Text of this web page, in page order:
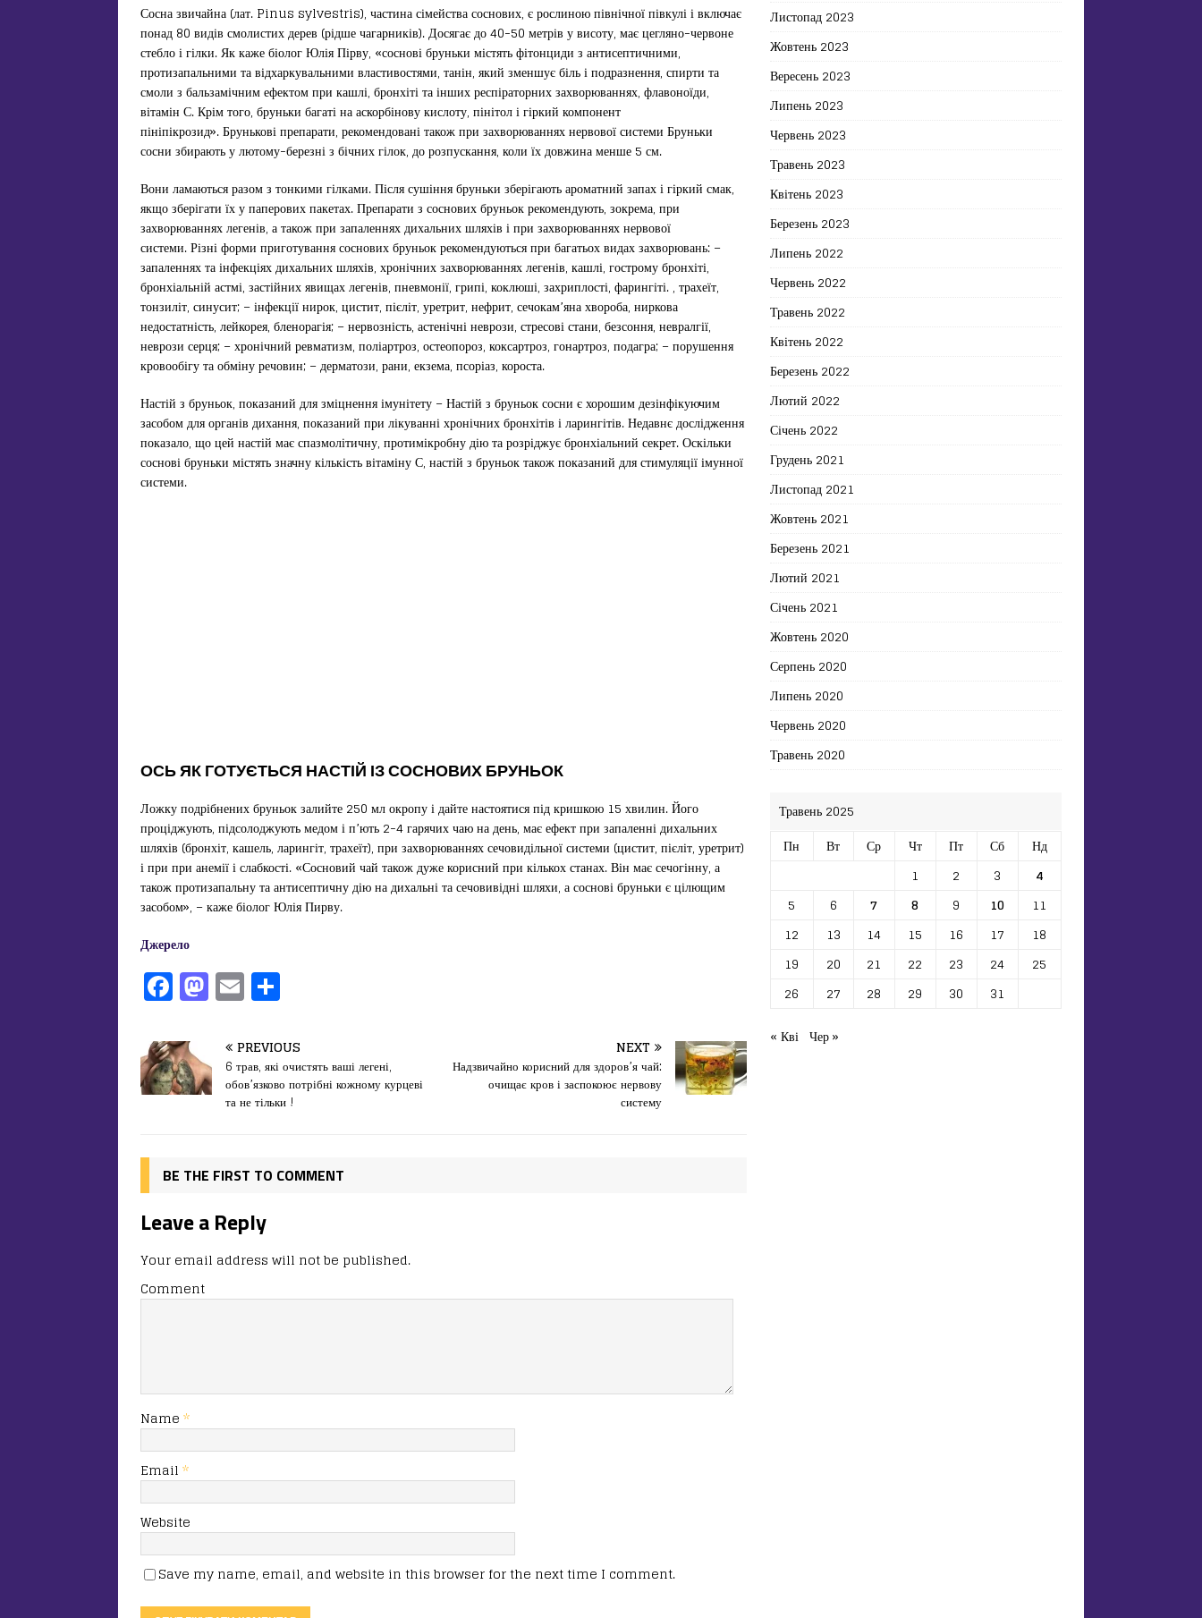
Сосна звичайна (лат. Pinus sylvestris), частина сімейства соснових, є рослиною північної півкулі і включає
понад 80 видів смолистих дерев (рідше чагарників). Досягає до 40-50 метрів у висоту, має цегляно-червоне
стебло і гілки. Як каже біолог Юлія Пірву, «соснові бруньки містять фітонциди з антисептичними,
протизапальними та відхаркувальними властивостями, танін, який зменшує біль і подразнення, спирти та
смоли з бальзамічним ефектом при кашлі, бронхіті та інших респіраторних захворюваннях, флавоноїди,
вітамін С. Крім того, бруньки багаті на аскорбінову кислоту, пінітол і гіркий компонент
пініпікрозид». Брунькові препарати, рекомендовані також при захворюваннях нервової системи Бруньки
сосни збирають у лютому-березні з бічних гілок, до розпускання, коли їх довжина менше 5 см.
Вони ламаються разом з тонкими гілками. Після сушіння бруньки зберігають ароматний запах і гіркий смак,
якщо зберігати їх у паперових пакетах. Препарати з соснових бруньок рекомендують, зокрема, при
захворюваннях легенів, а також при запаленнях дихальних шляхів і при захворюваннях нервової
системи. Різні форми приготування соснових бруньок рекомендуються при багатьох видах захворювань: –
запаленнях та інфекціях дихальних шляхів, хронічних захворюваннях легенів, кашлі, гострому бронхіті,
бронхіальній астмі, застійних явищах легенів, пневмонії, грипі, коклюші, захриплості, фарингіті. , трахеїт,
тонзиліт, синусит; – інфекції нирок, цистит, пієліт, уретрит, нефрит, сечокам’яна хвороба, ниркова
недостатність, лейкорея, бленорагія; – нервозність, астенічні неврози, стресові стани, безсоння, невралгії,
неврози серця; – хронічний ревматизм, поліартроз, остеопороз, коксартроз, гонартроз, подагра; – порушення
кровообігу та обміну речовин; – дерматози, рани, екзема, псоріаз, короста.
Настій з бруньок, показаний для зміцнення імунітету – Настій з бруньок сосни є хорошим дезінфікуючим
засобом для органів дихання, показаний при лікуванні хронічних бронхітів і ларингітів. Недавнє дослідження
показало, що цей настій має спазмолітичну, протимікробну дію та розріджує бронхіальний секрет. Оскільки
соснові бруньки містять значну кількість вітаміну С, настій з бруньок також показаний для стимуляції імунної
системи.
ОСЬ ЯК ГОТУЄТЬСЯ НАСТІЙ ІЗ СОСНОВИХ БРУНЬОК
Ложку подрібнених бруньок залийте 250 мл окропу і дайте настоятися під кришкою 15 хвилин. Його
проціджують, підсолоджують медом і п’ють 2-4 гарячих чаю на день, має ефект при запаленні дихальних
шляхів (бронхіт, кашель, ларингіт, трахеїт), при захворюваннях сечовидільної системи (цистит, пієліт, уретрит)
і при при анемії і слабкості. «Сосновий чай також дуже корисний при кількох станах. Він має сечогінну, а
також протизапальну та антисептичну дію на дихальні та сечовивідні шляхи, а соснові бруньки є цілющим
засобом», – каже біолог Юлія Пирву.
Джерело
F
a
c
e
b
o
k
M
a
st
o
d
n
E
m
ai
l
іл
и
т
я
PREVIOUS
6 трав, які очистять ваші легені,
обов’язково потрібні кожному курцеві
та не тільки !
NEXT
Надзвичайно корисний для здоров’я чай:
очищає кров і заспокоює нервову
систему
BE THE FIRST TO COMMENT
Leave a Reply
Your email address will not be published.
Comment
Name *
Email *
Website
Save my name, email, and website in this browser for the next time I comment.
Листопад 2023
Жовтень 2023
Вересень 2023
Липень 2023
Червень 2023
Травень 2023
Квітень 2023
Березень 2023
Липень 2022
Червень 2022
Травень 2022
Квітень 2022
Березень 2022
Лютий 2022
Січень 2022
Грудень 2021
Листопад 2021
Жовтень 2021
Березень 2021
Лютий 2021
Січень 2021
Жовтень 2020
Серпень 2020
Липень 2020
Червень 2020
Травень 2020
Травень 2025
Пн
Вт Ср Чт Пт Сб
Нд
1
2 3
4
5
6 7 8 9 10
11
12
13 14 15 16 17
18
19
20 21 22 23 24
25
26
27 28 29 30
31
« Кві Чер »